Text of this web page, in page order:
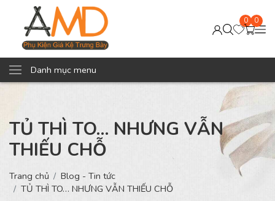
0 0
Danh mục menu
TỦ THÌ TO… NHƯNG VẪN
THIẾU CHỖ
Trang chủ
Blog - Tin tức
TỦ THÌ TO… NHƯNG VẪN THIẾU CHỖ